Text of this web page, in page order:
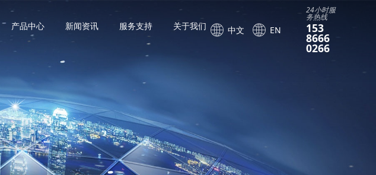
产品中心 新闻资讯 服务支持 关于我们 中文 EN
24小时服
务热线
153
8666
0266